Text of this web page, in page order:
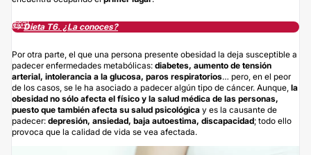
↪️Dieta T6. ¿La conoces?
Por otra parte, el que una persona presente obesidad la deja susceptible a
padecer enfermedades metabólicas: diabetes, aumento de tensión
arterial, intolerancia a la glucosa, paros respiratorios… pero, en el peor
de los casos, se le ha asociado a padecer algún tipo de cáncer. Aunque, la
obesidad no sólo afecta el físico y la salud médica de las personas,
puesto que también afecta su salud psicológica y es la causante de
padecer: depresión, ansiedad, baja autoestima, discapacidad; todo ello
provoca que la calidad de vida se vea afectada.